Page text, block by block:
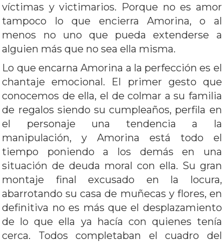
víctimas y victimarios. Porque no es amor
tampoco lo que encierra Amorina, o al
menos no uno que pueda extenderse a
alguien más que no sea ella misma.
Lo que encarna Amorina a la perfección es el
chantaje emocional. El primer gesto que
conocemos de ella, el de colmar a su familia
de regalos siendo su cumpleaños, perfila en
el personaje una tendencia a la
manipulación, y Amorina está todo el
tiempo poniendo a los demás en una
situación de deuda moral con ella. Su gran
montaje final excusado en la locura,
abarrotando su casa de muñecas y flores, en
definitiva no es más que el desplazamiento
de lo que ella ya hacía con quienes tenía
cerca. Todos completaban el cuadro del